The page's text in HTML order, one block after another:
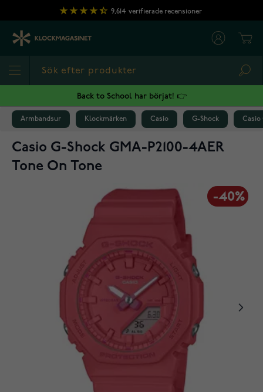
Hoppa till innehållet
9,614 verifierade recensioner
Back to School har börjat! 👉
Armbandsur Klockmärken Casio G-Shock Casio
Casio G-Shock GMA-P2100-4AER
Tone On Tone
-40%